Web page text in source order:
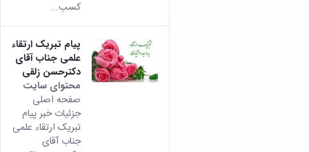
کسب...
پیام تبریک ارتقاء
علمی جناب آقای
دکترحسن زلقی
محتوای سایت
صفحه اصلی
جزئیات خبر پیام
تبریک ارتقاء علمی
جناب آقای